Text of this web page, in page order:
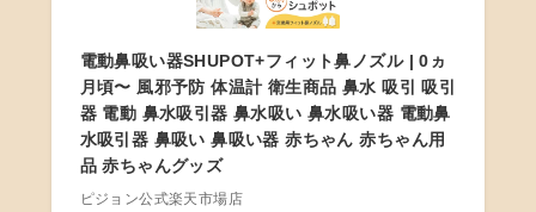
電動鼻吸い器SHUPOT+フィット鼻ノズル | 0ヵ
月頃〜 風邪予防 体温計 衛生商品 鼻水 吸引 吸引
器 電動 鼻水吸引器 鼻水吸い 鼻水吸い器 電動鼻
水吸引器 鼻吸い 鼻吸い器 赤ちゃん 赤ちゃん用
品 赤ちゃんグッズ
ピジョン公式楽天市場店